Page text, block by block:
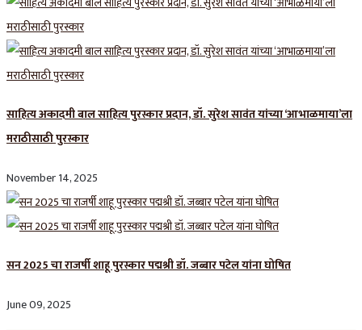
साहित्य अकादमी बाल साहित्य पुरस्कार प्रदान, डॉ. सुरेश सावंत यांच्या ‘आभाळमाया’ला
मराठीसाठी पुरस्कार
November 14, 2025
सन 2025 चा राजर्षी शाहू पुरस्कार प‌द्मश्री डॉ. जब्बार पटेल यांना घोषित
June 09, 2025